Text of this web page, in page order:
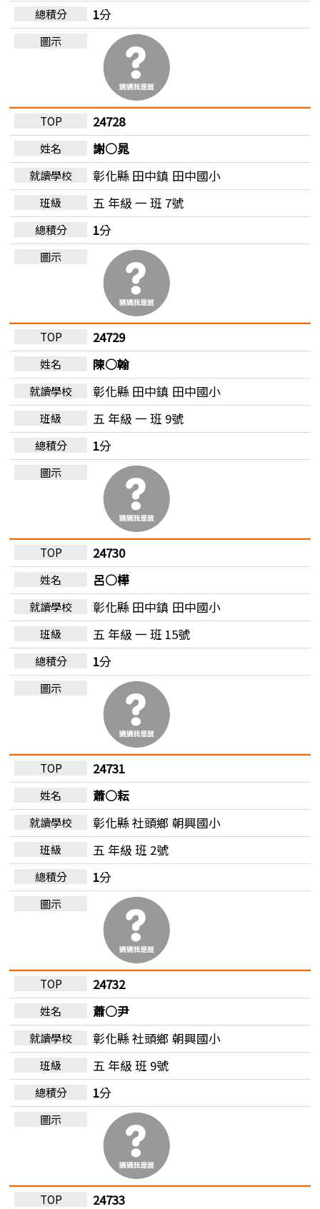
1分
24728
謝○晁
彰化縣 田中鎮 田中國小
五 年級 一 班 7號
1分
24729
陳○翰
彰化縣 田中鎮 田中國小
五 年級 一 班 9號
1分
24730
呂○樺
彰化縣 田中鎮 田中國小
五 年級 一 班 15號
1分
24731
蕭○耘
彰化縣 社頭鄉 朝興國小
五 年級 班 2號
1分
24732
蕭○尹
彰化縣 社頭鄉 朝興國小
五 年級 班 9號
1分
24733